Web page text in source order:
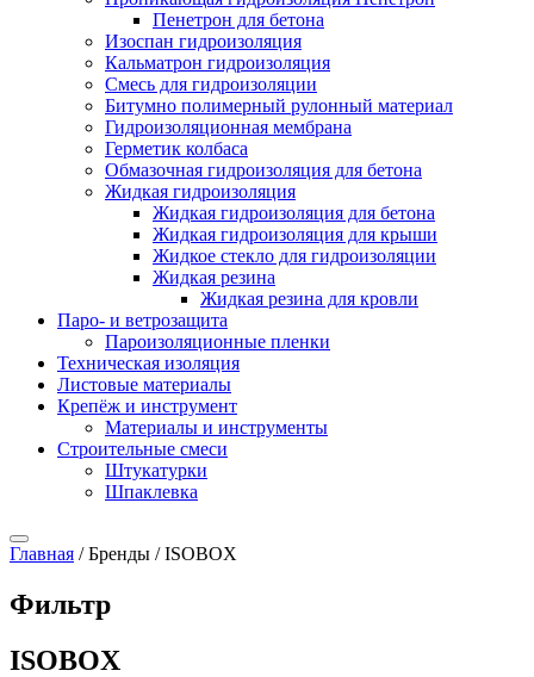
Пенетрон для бетона
Изоспан гидроизоляция
Кальматрон гидроизоляция
Смесь для гидроизоляции
Битумно полимерный рулонный материал
Гидроизоляционная мембрана
Герметик колбаса
Обмазочная гидроизоляция для бетона
Жидкая гидроизоляция
Жидкая гидроизоляция для бетона
Жидкая гидроизоляция для крыши
Жидкое стекло для гидроизоляции
Жидкая резина
Жидкая резина для кровли
Паро- и ветрозащита
Пароизоляционные пленки
Техническая изоляция
Листовые материалы
Крепёж и инструмент
Материалы и инструменты
Строительные смеси
Штукатурки
Шпаклевка
Главная / Бренды / ISOBOX
Фильтр
ISOBOX